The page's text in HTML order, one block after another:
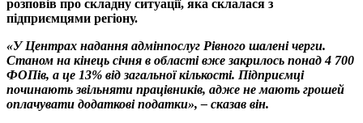
розповів про складну ситуації, яка склалася з
підприємцями регіону.
«У Центрах надання адмінпослуг Рівного шалені черги.
Станом на кінець січня в області вже закрилось понад 4 700
ФОПів, а це 13% від загальної кількості. Підприємці
починають звільняти працівників, адже не мають грошей
оплачувати додаткові податки», – сказав він.